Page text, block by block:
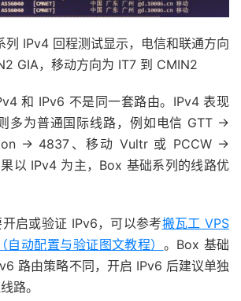
列 IPv4 回程测试显示，电信和联通方向
GIA，移动方向为 IT7 到 CMIN2
和 IPv6 不是同一套路由。IPv4 表现
多为普通国际线路，例如电信 GTT →
→ 4837、移动 Vultr 或 PCCW →
以 IPv4 为主，Box 基础系列的线路优
启或验证 IPv6，可以参考搬瓦工 VPS
动配置与验证图文教程） 。Box 基础
路由策略不同，开启 IPv6 后建议单独
路。